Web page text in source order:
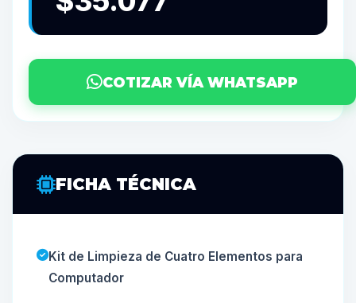
COTIZAR VÍA WHATSAPP
FICHA TÉCNICA
Kit de Limpieza de Cuatro Elementos para
Computador